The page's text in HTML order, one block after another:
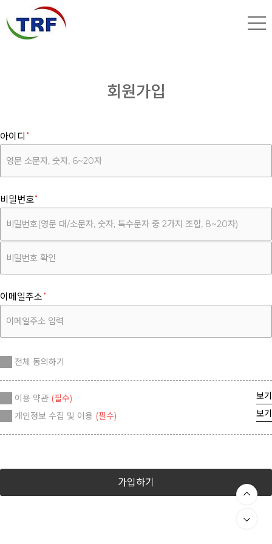
회원가입
아이디
비밀번호
이메일주소
전체 동의하기
이용 약관 (필수)
보기
개인정보 수집 및 이용 (필수) 보기
가입하기